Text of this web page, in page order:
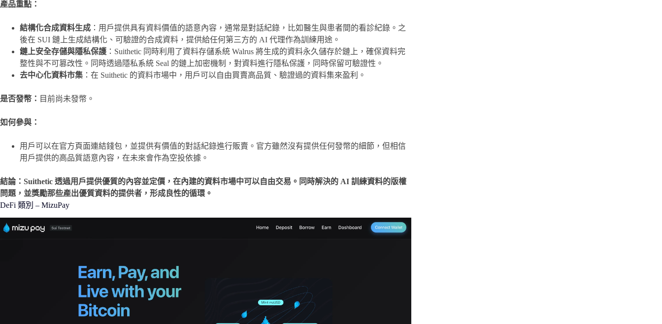
產品重點：
結構化合成資料生成 ：用戶提供具有資料價值的語意內容，通常是對話紀錄，比如醫生與患者間的看診紀錄。之
後在 SUI 鏈上生成結構化、可驗證的合成資料，提供給任何第三方的 AI 代理作為訓練用途。
鏈上安全存儲與隱私保護 ：Suithetic 同時利用了資料存儲系統 Walrus 將生成的資料永久儲存於鏈上，確保資料完
整性與不可篡改性。同時透過隱私系統 Seal 的鏈上加密機制，對資料進行隱私保護，同時保留可驗證性。
去中心化資料市集 ：在 Suithetic 的資料市場中，用戶可以自由買賣高品質、驗證過的資料集來盈利。
是否發幣： 目前尚未發幣。
如何參與：
用戶可以在官方頁面連結錢包，並提供有價值的對話紀錄進行販賣。官方雖然沒有提供任何發幣的細節，但相信
用戶提供的高品質語意內容，在未來會作為空投依據。
結論：Suithetic 透過用戶提供優質的內容並定價，在內建的資料市場中可以自由交易。同時解決的 AI 訓練資料的版權
問題，並獎勵那些產出優質資料的提供者，形成良性的循環。
DeFi 類別 – MizuPay